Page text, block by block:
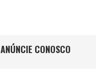
ANÚNCIE CONOSCO